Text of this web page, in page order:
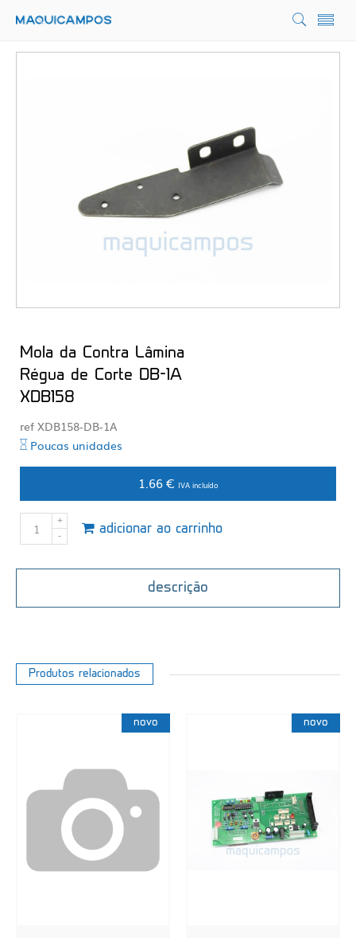
Mola da Contra Lâmina
Régua de Corte DB-1A
XDB158
ref XDB158-DB-1A
Poucas unidades
1.66 € IVA incluído
adicionar ao carrinho
descrição
Produtos relacionados
novo novo